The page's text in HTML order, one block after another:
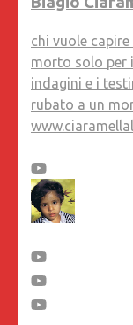
chi vuole
morto solo per
indagini e i
rubato a un